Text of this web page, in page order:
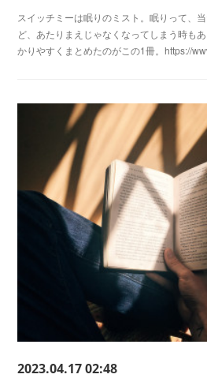
スイッチミーは眠りのミスト。眠りって、
ど、あたりまえじゃなくなってしまう時も
かりやすくまとめたのがこの1冊。https://
2023.04.17 02:48